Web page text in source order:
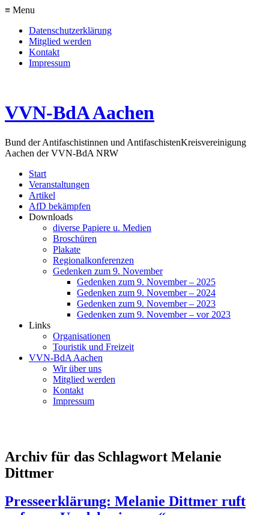
≡ Menu
Datenschutzerklärung
Mitglied werden
Kontakt
Impressum
VVN-BdA Aachen
Bund der Antifaschistinnen und AntifaschistenKreisvereinigung
Aachen der VVN-BdA NRW
Start
Veranstaltungen
Artikel
AfD bekämpfen
Downloads
diverse Papiere u. Medien
Broschüren
Plakate
Regionalkonferenzen
Gedenken zum 9. November
Gedenken zum 9. November – 2025
Gedenken zum 9. November – 2024
Gedenken zum 9. November – 2023
Gedenken zum 9. November – vor 2023
Links
Organisationen
Touristik und Freizeit
VVN-BdA Aachen
Wir über uns
Mitglied werden
Kontakt
Impressum
Archiv für das Schlagwort Melanie
Dittmer
Presseerklärung: Melanie Dittmer ruft